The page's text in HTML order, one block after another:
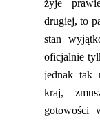
żyje
drugiej, to
stan
oficjalnie
jednak tak
kraj,
gotowości